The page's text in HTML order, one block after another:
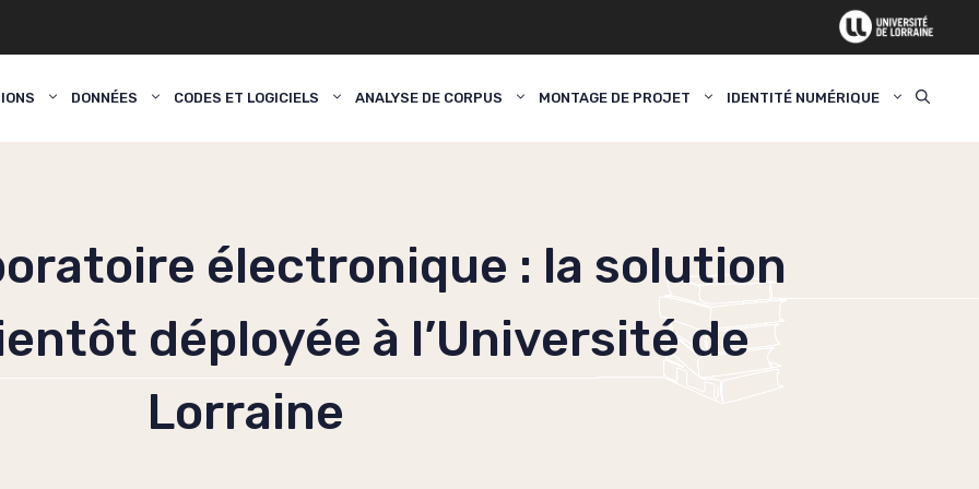
DONNÉES CODES ET LOGICIELS ANALYSE DE CORPUS MONTAGE DE PROJET IDENTITÉ NUMÉRIQUE
électronique : la solution
déployée à l’Université de
Lorraine